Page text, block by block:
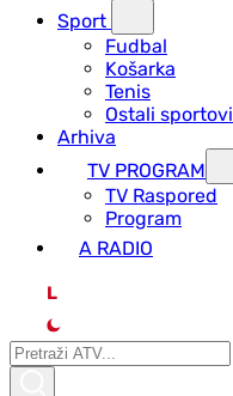
Sport
Fudbal
Košarka
Tenis
Ostali sportovi
Arhiva
TV PROGRAM
ТV Raspored
Program
A RADIO
L